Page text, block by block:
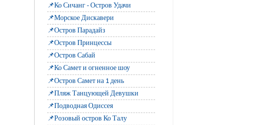
📌Ко Сичанг - Остров Удачи
📌Морское Дискавери
📌Остров Парадайз
📌Остров Принцессы
📌Остров Сабай
📌Ко Самет и огненное шоу
📌Остров Самет на 1 день
📌Пляж Танцующей Девушки
📌Подводная Одиссея
📌Розовый остров Ко Талу